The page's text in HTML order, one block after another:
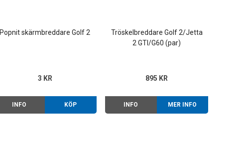
Popnit skärmbreddare Golf 2
3 KR
INFO KÖP
Tröskelbreddare Golf 2/Jetta
2 GTI/G60 (par)
895 KR
INFO MER INFO